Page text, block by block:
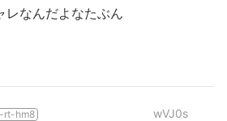
レなんだよなたぶん
rt-hm8 wVJ0s